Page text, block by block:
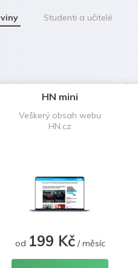
Studenti a učitelé
HN mini
Veškerý obsah webu
HN.cz
od 199 Kč/ měsíc